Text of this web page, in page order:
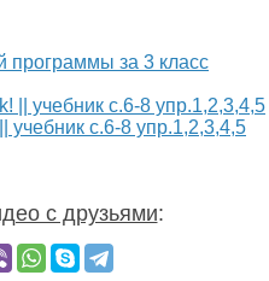
программы за 3 класс
учебник с.6-8 упр.1,2,3,4,5
с друзьями: